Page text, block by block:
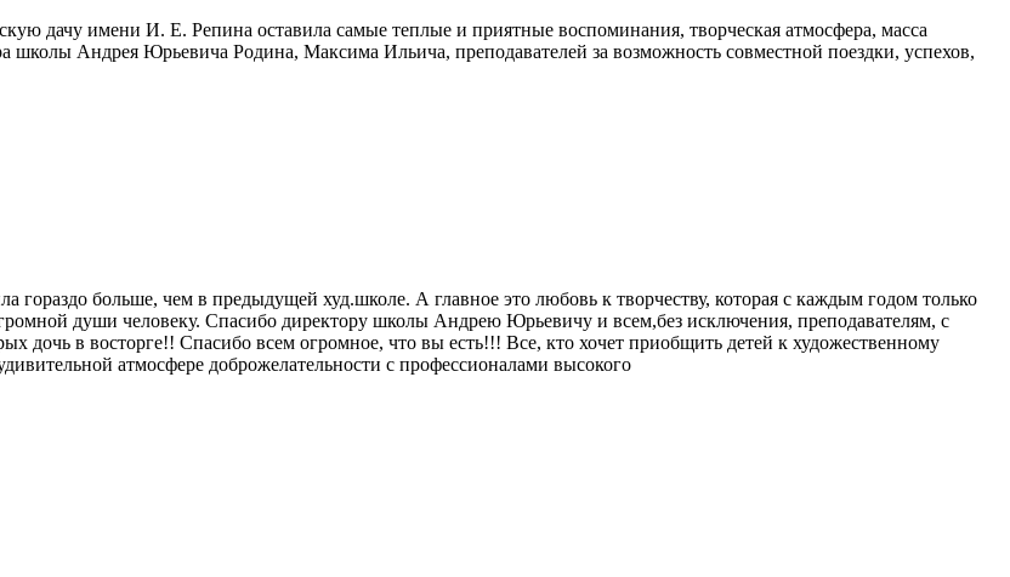
дачу имени И. Е. Репина оставила самые теплые и приятные воспоминания, творческая атмосфера, масса
школы Андрея Юрьевича Родина, Максима Ильича, преподавателей за возможность совместной поездки, успехов,
гораздо больше, чем в предыдущей худ.школе. А главное это любовь к творчеству, которая с каждым годом только
души человеку. Спасибо директору школы Андрею Юрьевичу и всем,без исключения, преподавателям, с
в восторге!! Спасибо всем огромное, что вы есть!!! Все, кто хочет приобщить детей к художественному
атмосфере доброжелательности с профессионалами высокого